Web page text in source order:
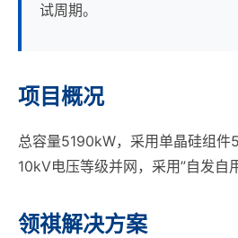
试周期。
项目概况
总容量5190kW，采用单晶硅组件
10kV电压等级并网，采用”自发自
领祺解决方案